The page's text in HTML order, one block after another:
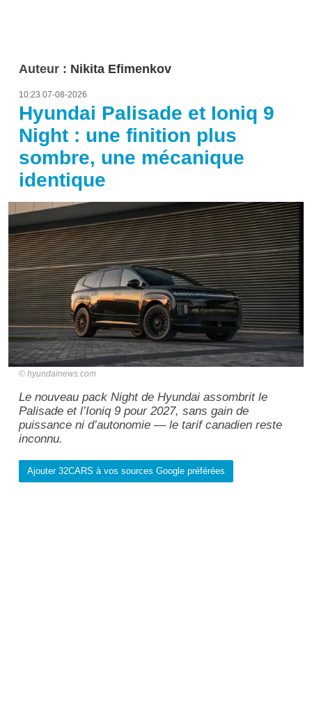
Auteur : Nikita Efimenkov
10:23 07-08-2026
Hyundai Palisade et Ioniq 9
Night : une finition plus
sombre, une mécanique
identique
hyundainews.com
Le nouveau pack Night de Hyundai assombrit le
Palisade et l’Ioniq 9 pour 2027, sans gain de
puissance ni d’autonomie — le tarif canadien reste
inconnu.
Ajouter 32CARS à vos sources Google préférées